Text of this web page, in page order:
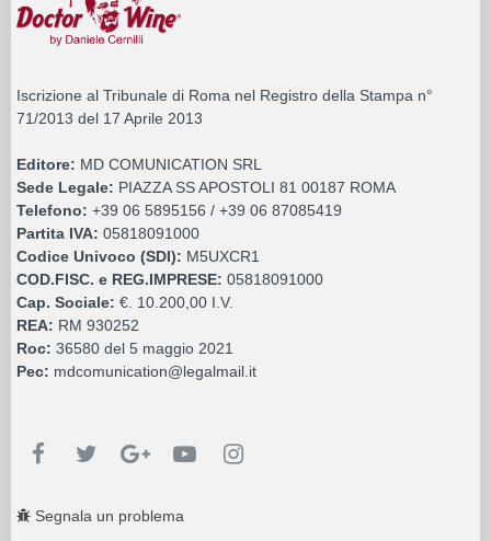
Iscrizione al Tribunale di Roma nel Registro della Stampa n°
71/2013 del 17 Aprile 2013
Editore: MD COMUNICATION SRL
Sede Legale: PIAZZA SS APOSTOLI 81 00187 ROMA
Telefono: +39 06 5895156 / +39 06 87085419
Partita IVA: 05818091000
Codice Univoco (SDI): M5UXCR1
COD.FISC. e REG.IMPRESE: 05818091000
Cap. Sociale: €. 10.200,00 I.V.
REA: RM 930252
Roc: 36580 del 5 maggio 2021
Pec: mdcomunication@legalmail.it
Segnala un problema